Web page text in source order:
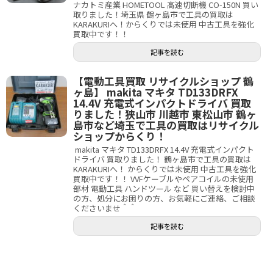
ナカトミ産業 HOMETOOL 高速切断機 CO-150N 買い
取りました！埼玉県 鶴ヶ島市で工具の買取は
KARAKURIへ！からくりでは未使用 中古工具を強化
買取中です！！
記事を読む
【電動工具買取 リサイクルショップ 鶴
ヶ島】 makita マキタ TD133DRFX
14.4V 充電式インパクトドライバ 買取
りました！狭山市 川越市 東松山市 鶴ヶ
島市など埼玉で工具の買取はリサイクル
ショップからくり！
makita マキタ TD133DRFX 14.4V 充電式インパクト
ドライバ 買取りました！ 鶴ヶ島市で工具の買取は
KARAKURIへ！ からくりでは未使用 中古工具を強化
買取中です！！ VVFケーブルやペアコイルの未使用
部材 電動工具 ハンドツール など 買い替えを検討中
の方、処分にお困りの方、お気軽にご連絡、ご相談
くださいませ＾＾
記事を読む